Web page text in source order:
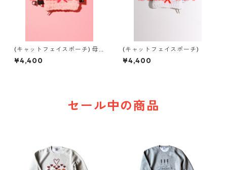
(キャットフェイスポーチ) 母
× mix (pink)
¥4,400
(キャットフェイスポーチ)
¥4,400
セール中の商品